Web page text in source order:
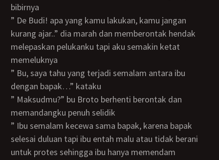
bibirnya
” De Budi! apa yang kamu lakukan, kamu jangan
kurang ajar..” dia marah dan memberontak hendak
melepaskan pelukanku tapi aku semakin ketat
memeluknya
” Bu, saya tahu yang terjadi semalam antara ibu
dengan bapak…” kataku
” Maksudmu?” bu Broto berhenti berontak dan
memandangku penuh selidik
” Ibu semalam kecewa sama bapak, karena bapak
selesai duluan tapi ibu entah malu atau tidak berani
untuk protes sehingga ibu hanya memendam